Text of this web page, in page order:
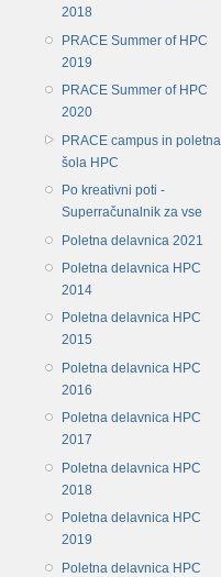
2018
PRACE Summer of HPC
2019
PRACE Summer of HPC
2020
PRACE campus in poletna
šola HPC
Po kreativni poti -
Superračunalnik za vse
Poletna delavnica 2021
Poletna delavnica HPC
2014
Poletna delavnica HPC
2015
Poletna delavnica HPC
2016
Poletna delavnica HPC
2017
Poletna delavnica HPC
2018
Poletna delavnica HPC
2019
Poletna delavnica HPC